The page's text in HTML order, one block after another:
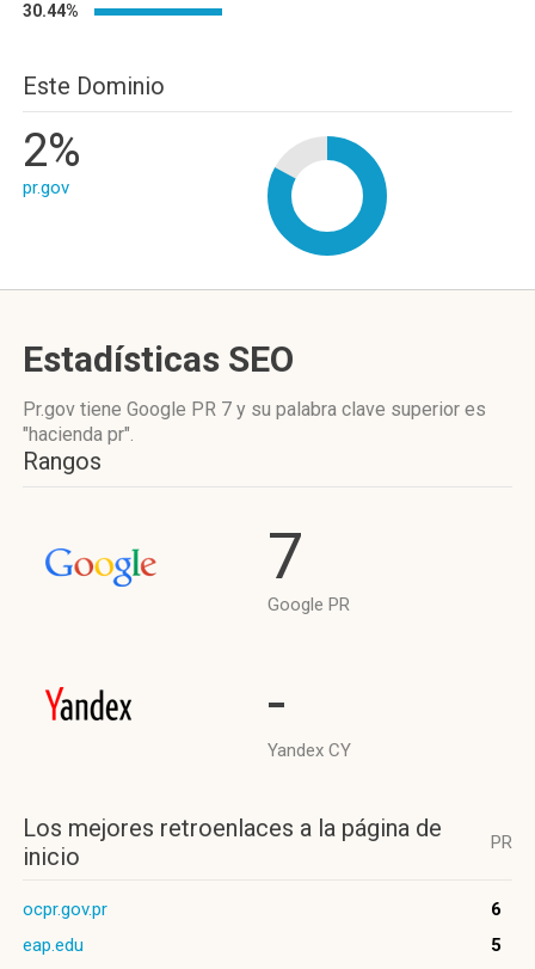
30.44%
Este Dominio
2%
pr.gov
Estadísticas SEO
Pr.gov tiene Google PR 7 y su palabra clave superior es
"hacienda pr".
Rangos
7
Google PR
-
Yandex CY
Los mejores retroenlaces a la página de
inicio
PR
ocpr.gov.pr
6
eap.edu
5